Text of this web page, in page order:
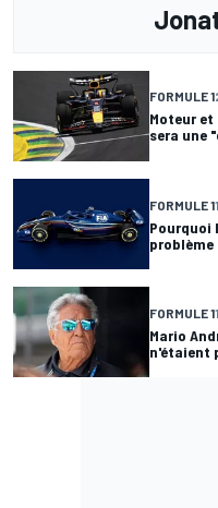
FORMULE 1
Moteur et
sera une
FORMULE 1
Pourquoi
problème
FORMULE 1
Mario
n'étaient